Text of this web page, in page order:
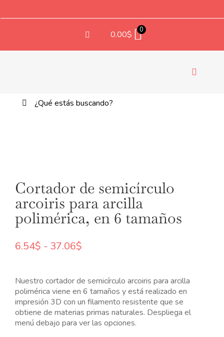
0.00$ 0
Buscar:
Cortador de semicírculo
arcoiris para arcilla
polimérica, en 6 tamaños
6.54$ - 37.06$Rango
desde
6.54$
hasta
37.06$
Nuestro cortador de semicírculo arcoiris para arcilla
polimérica viene en 6 tamaños y está realizado en
impresión 3D con un filamento resistente que se
obtiene de materias primas naturales. Despliega el
menú debajo para ver las opciones.